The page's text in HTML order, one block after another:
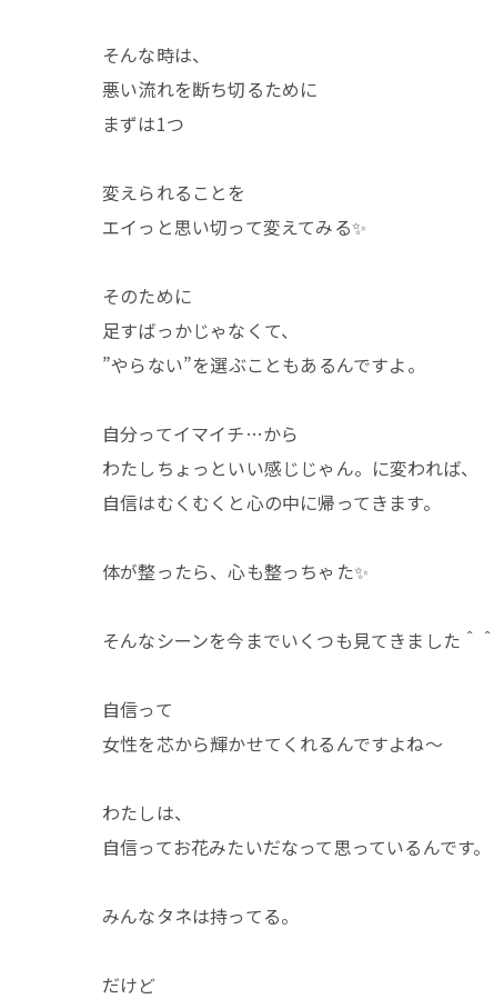
そんな時は、
悪い流れを断ち切るために
まずは1つ
変えられることを
エイっと思い切って変えてみる✨
そのために
足すばっかじゃなくて、
”やらない”を選ぶこともあるんですよ。
自分ってイマイチ…から
わたしちょっといい感じじゃん。に変われば、
自信はむくむくと心の中に帰ってきます。
体が整ったら、心も整っちゃた✨
そんなシーンを今までいくつも見てきました＾＾
自信って
女性を芯から輝かせてくれるんですよね〜
わたしは、
自信ってお花みたいだなって思っているんです。
みんなタネは持ってる。
だけど